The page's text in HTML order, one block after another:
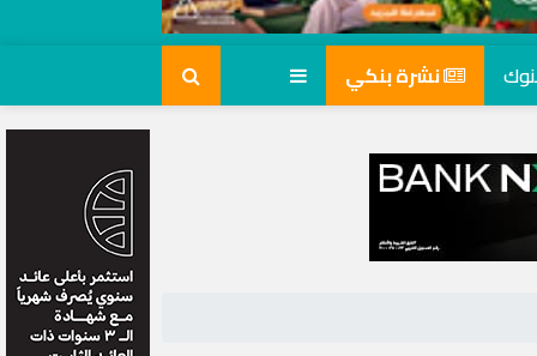
نشرة بنكي